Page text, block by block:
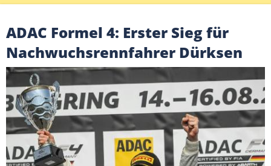
ADAC Formel 4: Erster Sieg für
Nachwuchsrennfahrer Dürksen